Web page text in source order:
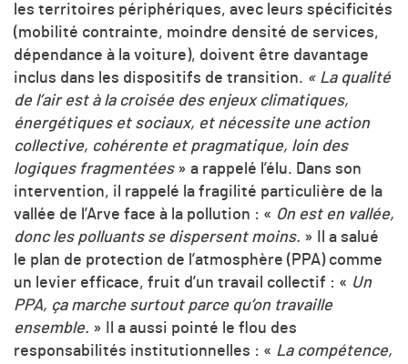
les territoires périphériques, avec leurs spécificités
(mobilité contrainte, moindre densité de services,
dépendance à la voiture), doivent être davantage
inclus dans les dispositifs de transition. « La qualité
de l’air est à la croisée des enjeux climatiques,
énergétiques et sociaux, et nécessite une action
collective, cohérente et pragmatique, loin des
logiques fragmentées» a rappelé l’élu. Dans son
intervention, il rappelé la fragilité particulière de la
vallée de l’Arve face à la pollution : « On est en vallée,
donc les polluants se dispersent moins. » Il a salué
le plan de protection de l’atmosphère (PPA) comme
un levier efficace, fruit d’un travail collectif : « Un
PPA, ça marche surtout parce qu’on travaille
ensemble. » Il a aussi pointé le flou des
responsabilités institutionnelles : « La compétence,